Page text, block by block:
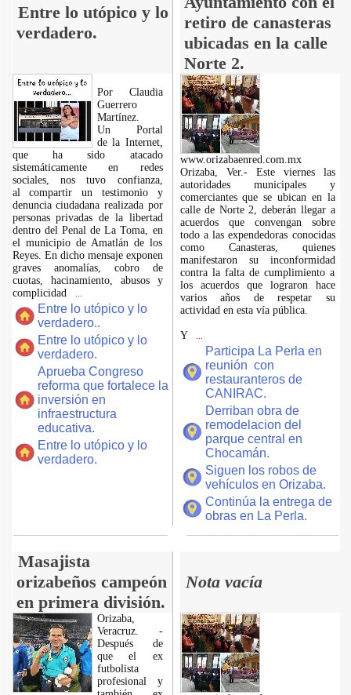
Entre lo utópico y lo
verdadero.
retiro de canasteras
ubicadas en la calle
Norte 2.
Por Claudia
Guerrero
Martínez.
​Un Portal
de la Internet,
que ha sido atacado
sistemáticamente en redes
sociales, nos tuvo confianza,
al compartir un testimonio y
denuncia ciudadana realizada por
personas privadas de la libertad
dentro del Penal de La Toma, en
el municipio de Amatlán de los
Reyes. En dicho mensaje exponen
graves anomalías, cobro de
cuotas, hacinamiento, abusos y
complicidad
Entre lo utópico y lo
verdadero..
Entre lo utópico y lo
verdadero.
Aprueba Congreso
reforma que fortalece la
inversión en
infraestructura
educativa.
Entre lo utópico y lo
verdadero.
www.orizabaenred.com.mx
Orizaba, Ver.- Este viernes las
autoridades municipales y
comerciantes que se ubican en la
calle de Norte 2, deberán llegar a
acuerdos que convengan sobre
todo a las expendedoras conocidas
como Canasteras, quienes
manifestaron su inconformidad
contra la falta de cumplimiento a
los acuerdos que lograron hace
varios años de respetar su
actividad en esta vía pública.
Y
Participa La Perla en
reunión con
restauranteros de
CANIRAC.
Derriban obra de
remodelacion del
parque central en
Chocamán.
Siguen los robos de
vehículos en Orizaba.
Continúa la entrega de
obras en La Perla.
Masajista
orizabeños campeón
en primera división.
Nota vacía
Orizaba,
Veracruz. -
Después de
que el ex
futbolista
profesional y